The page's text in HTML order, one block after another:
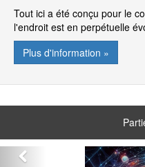
Tout ici a été conçu pour le
l'endroit est en perpétuelle
Plus d'information »